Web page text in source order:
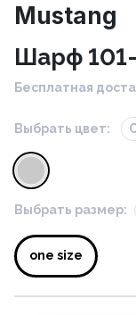
Mustang
Шарф
Бесплатная
Выбрать цвет:
Выбрать размер:
one size